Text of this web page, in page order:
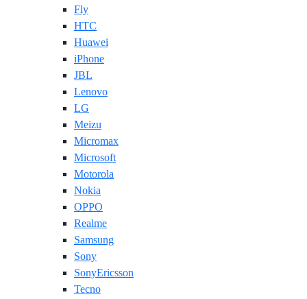
Fly
HTC
Huawei
iPhone
JBL
Lenovo
LG
Meizu
Micromax
Microsoft
Motorola
Nokia
OPPO
Realme
Samsung
Sony
SonyEricsson
Tecno